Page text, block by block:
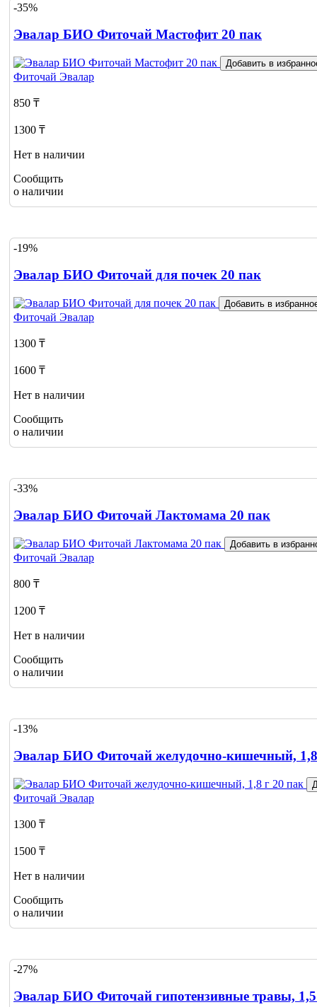
-35%
Эвалар БИО Фиточай Мастофит 20 пак
Добавить в
Фиточай Эвалар
850 ₸
1300 ₸
Нет в наличии
Сообщить
о наличии
-19%
Эвалар БИО Фиточай для почек 20 пак
Добавить в
Фиточай Эвалар
1300 ₸
1600 ₸
Нет в наличии
Сообщить
о наличии
-33%
Эвалар БИО Фиточай Лактомама 20 пак
Добавить в
Фиточай Эвалар
800 ₸
1200 ₸
Нет в наличии
Сообщить
о наличии
-13%
Эвалар БИО Фиточай желудочно-кишечный,
Фиточай Эвалар
1300 ₸
1500 ₸
Нет в наличии
Сообщить
о наличии
-27%
Эвалар БИО Фиточай гипотензивные травы, 1,5